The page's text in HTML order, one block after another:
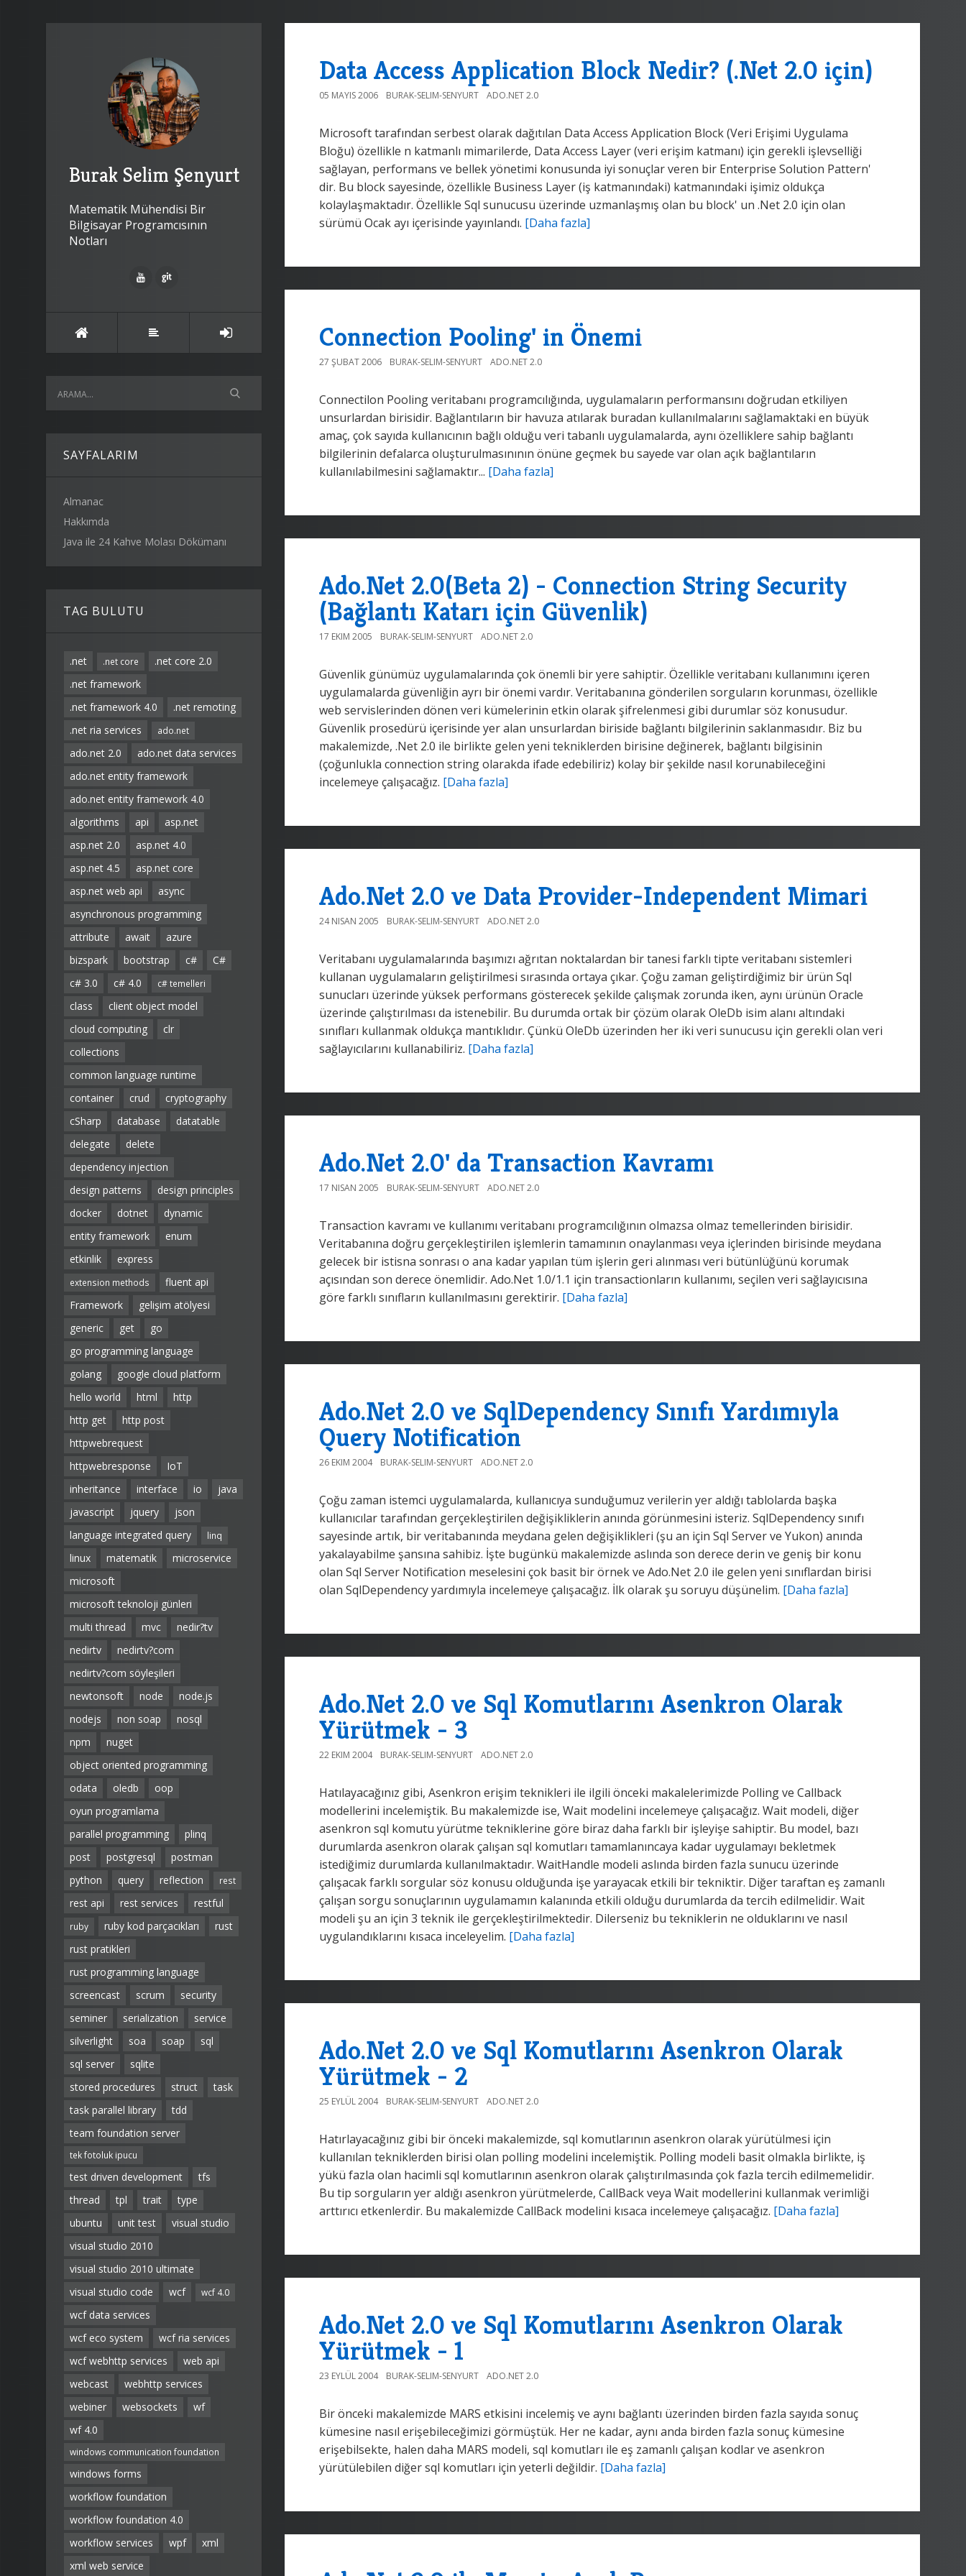
Burak Selim Şenyurt
Matematik Mühendisi Bir
Bilgisayar Programcısının
Notları
SAYFALARIM
Almanac
Hakkımda
Java ile 24 Kahve Molası Dökümanı
TAG BULUTU
.net .net core
.net core 2.0
.net framework
.net framework 4.0
.net remoting
.net ria services
ado.net
ado.net 2.0
ado.net data services
ado.net entity framework
ado.net entity framework 4.0
algorithms
api
asp.net
asp.net 2.0
asp.net 4.0
asp.net 4.5
asp.net core
asp.net web api
async
asynchronous programming
attribute
await
azure
bizspark
bootstrap c#
C#
c# 3.0
c# 4.0 c# temelleri
class
client object model
cloud computing
clr
collections
common language runtime
container
crud
cryptography
cSharp
database
datatable
delegate
delete
dependency injection
design patterns
design principles
docker
dotnet
dynamic
entity framework
enum
etkinlik
express
extension methods
fluent api
Framework
gelişim atölyesi
generic
get
go
go programming language
golang
google cloud platform
hello world
html
http
http get
http post
httpwebrequest
httpwebresponse
IoT
inheritance
interface io
java
javascript
jquery
json
language integrated query
linq
linux matematik
microservice
microsoft
microsoft teknoloji günleri
multi thread
mvc
nedir?tv
nedirtv
nedirtv?com
nedirtv?com söyleşileri
newtonsoft
node
node.js
nodejs
non soap
nosql
npm
nuget
object oriented programming
odata
oledb
oop
oyun programlama
parallel programming
plinq
post
postgresql
postman
python
query reflection rest
rest api rest services restful
ruby ruby kod parçacıkları
rust
rust pratikleri
rust programming language
screencast
scrum
security
seminer
serialization
service
silverlight
soa soap
sql
sql server
sqlite
stored procedures
struct
task
task parallel library
tdd
team foundation server
tek fotoluk ipucu
test driven development
tfs
thread
tpl trait
type
ubuntu
unit test
visual studio
visual studio 2010
visual studio 2010 ultimate
visual studio code
wcf wcf 4.0
wcf data services
wcf eco system
wcf ria services
wcf webhttp services
web api
webcast
webhttp services
webiner
websockets
wf
wf 4.0
windows communication foundation
windows forms
workflow foundation
workflow foundation 4.0
workflow services
wpf
xml
xml web service
Data Access Application Block Nedir? (.Net 2.0 için)
05 MAYIS 2006 BURAK-SELIM-SENYURT ADO.NET 2.0
Microsoft tarafından serbest olarak dağıtılan Data Access Application Block (Veri Erişimi Uygulama
Bloğu) özellikle n katmanlı mimarilerde, Data Access Layer (veri erişim katmanı) için gerekli işlevselliği
sağlayan, performans ve bellek yönetimi konusunda iyi sonuçlar veren bir Enterprise Solution Pattern'
dir. Bu block sayesinde, özellikle Business Layer (iş katmanındaki) katmanındaki işimiz oldukça
kolaylaşmaktadır. Özellikle Sql sunucusu üzerinde uzmanlaşmış olan bu block' un .Net 2.0 için olan
sürümü Ocak ayı içerisinde yayınlandı. [Daha fazla]
Connection Pooling' in Önemi
27 ŞUBAT 2006 BURAK-SELIM-SENYURT ADO.NET 2.0
Connectilon Pooling veritabanı programcılığında, uygulamaların performansını doğrudan etkiliyen
unsurlardan birisidir. Bağlantıların bir havuza atılarak buradan kullanılmalarını sağlamaktaki en büyük
amaç, çok sayıda kullanıcının bağlı olduğu veri tabanlı uygulamalarda, aynı özelliklere sahip bağlantı
bilgilerinin defalarca oluşturulmasınının önüne geçmek bu sayede var olan açık bağlantıların
kullanılabilmesini sağlamaktır... [Daha fazla]
Ado.Net 2.0(Beta 2) - Connection String Security
(Bağlantı Katarı için Güvenlik)
17 EKIM 2005 BURAK-SELIM-SENYURT ADO.NET 2.0
Güvenlik günümüz uygulamalarında çok önemli bir yere sahiptir. Özellikle veritabanı kullanımını içeren
uygulamalarda güvenliğin ayrı bir önemi vardır. Veritabanına gönderilen sorguların korunması, özellikle
web servislerinden dönen veri kümelerinin etkin olarak şifrelenmesi gibi durumlar söz konusudur.
Güvenlik prosedürü içerisinde yer alan unsurlardan biriside bağlantı bilgilerinin saklanmasıdır. Biz bu
makalemizde, .Net 2.0 ile birlikte gelen yeni tekniklerden birisine değinerek, bağlantı bilgisinin
(çoğunlukla connection string olarakda ifade edebiliriz) kolay bir şekilde nasıl korunabileceğini
incelemeye çalışacağız. [Daha fazla]
Ado.Net 2.0 ve Data Provider-Independent Mimari
24 NISAN 2005 BURAK-SELIM-SENYURT ADO.NET 2.0
Veritabanı uygulamalarında başımızı ağrıtan noktalardan bir tanesi farklı tipte veritabanı sistemleri
kullanan uygulamaların geliştirilmesi sırasında ortaya çıkar. Çoğu zaman geliştirdiğimiz bir ürün Sql
sunucları üzerinde yüksek performans gösterecek şekilde çalışmak zorunda iken, aynı ürünün Oracle
üzerinde çalıştırılması da istenebilir. Bu durumda ortak bir çözüm olarak OleDb isim alanı altındaki
sınıfları kullanmak oldukça mantıklıdır. Çünkü OleDb üzerinden her iki veri sunucusu için gerekli olan veri
sağlayıcılarını kullanabiliriz. [Daha fazla]
Ado.Net 2.0' da Transaction Kavramı
17 NISAN 2005 BURAK-SELIM-SENYURT ADO.NET 2.0
Transaction kavramı ve kullanımı veritabanı programcılığının olmazsa olmaz temellerinden birisidir.
Veritabanına doğru gerçekleştirilen işlemlerin tamamının onaylanması veya içlerinden birisinde meydana
gelecek bir istisna sonrası o ana kadar yapılan tüm işlerin geri alınması veri bütünlüğünü korumak
açısından son derece önemlidir. Ado.Net 1.0/1.1 için transactionların kullanımı, seçilen veri sağlayıcısına
göre farklı sınıfların kullanılmasını gerektirir. [Daha fazla]
Ado.Net 2.0 ve SqlDependency Sınıfı Yardımıyla
Query Notification
26 EKIM 2004 BURAK-SELIM-SENYURT ADO.NET 2.0
Çoğu zaman istemci uygulamalarda, kullanıcıya sunduğumuz verilerin yer aldığı tablolarda başka
kullanıcılar tarafından gerçekleştirilen değişikliklerin anında görünmesini isteriz. SqlDependency sınıfı
sayesinde artık, bir veritabanında meydana gelen değişiklikleri (şu an için Sql Server ve Yukon) anında
yakalayabilme şansına sahibiz. İşte bugünkü makalemizde aslında son derece derin ve geniş bir konu
olan Sql Server Notification meselesini çok basit bir örnek ve Ado.Net 2.0 ile gelen yeni sınıflardan birisi
olan SqlDependency yardımıyla incelemeye çalışacağız. İlk olarak şu soruyu düşünelim. [Daha fazla]
Ado.Net 2.0 ve Sql Komutlarını Asenkron Olarak
Yürütmek - 3
22 EKIM 2004 BURAK-SELIM-SENYURT ADO.NET 2.0
Hatılayacağınız gibi, Asenkron erişim teknikleri ile ilgili önceki makalelerimizde Polling ve Callback
modellerini incelemiştik. Bu makalemizde ise, Wait modelini incelemeye çalışacağız. Wait modeli, diğer
asenkron sql komutu yürütme tekniklerine göre biraz daha farklı bir işleyişe sahiptir. Bu model, bazı
durumlarda asenkron olarak çalışan sql komutları tamamlanıncaya kadar uygulamayı bekletmek
istediğimiz durumlarda kullanılmaktadır. WaitHandle modeli aslında birden fazla sunucu üzerinde
çalışacak farklı sorgular söz konusu olduğunda işe yarayacak etkili bir tekniktir. Diğer taraftan eş zamanlı
çalışan sorgu sonuçlarının uygulamamın kalanında etkili olduğu durumlarda da tercih edilmelidir. Wait
modeli şu an için 3 teknik ile gerçekleştirilmektedir. Dilerseniz bu tekniklerin ne olduklarını ve nasıl
uygulandıklarını kısaca inceleyelim. [Daha fazla]
Ado.Net 2.0 ve Sql Komutlarını Asenkron Olarak
Yürütmek - 2
25 EYLÜL 2004 BURAK-SELIM-SENYURT ADO.NET 2.0
Hatırlayacağınız gibi bir önceki makalemizde, sql komutlarının asenkron olarak yürütülmesi için
kullanılan tekniklerden birisi olan polling modelini incelemiştik. Polling modeli basit olmakla birlikte, iş
yükü fazla olan hacimli sql komutlarının asenkron olarak çalıştırılmasında çok fazla tercih edilmemelidir.
Bu tip sorguların yer aldığı asenkron yürütmelerde, CallBack veya Wait modellerini kullanmak verimliği
arttırıcı etkenlerdir. Bu makalemizde CallBack modelini kısaca incelemeye çalışacağız. [Daha fazla]
Ado.Net 2.0 ve Sql Komutlarını Asenkron Olarak
Yürütmek - 1
23 EYLÜL 2004 BURAK-SELIM-SENYURT ADO.NET 2.0
Bir önceki makalemizde MARS etkisini incelemiş ve aynı bağlantı üzerinden birden fazla sayıda sonuç
kümesine nasıl erişebileceğimizi görmüştük. Her ne kadar, aynı anda birden fazla sonuç kümesine
erişebilsekte, halen daha MARS modeli, sql komutları ile eş zamanlı çalışan kodlar ve asenkron
yürütülebilen diğer sql komutları için yeterli değildir. [Daha fazla]